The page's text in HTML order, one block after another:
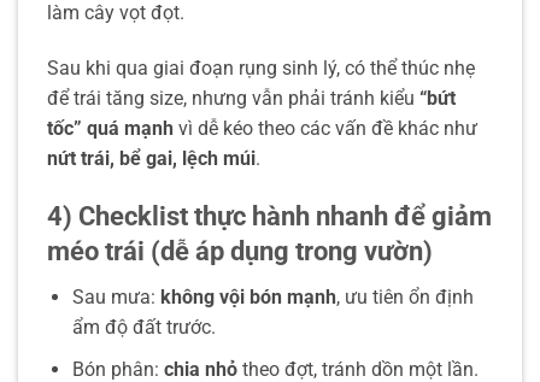
làm cây vọt đọt.
Sau khi qua giai đoạn rụng sinh lý, có thể thúc nhẹ
để trái tăng size, nhưng vẫn phải tránh kiểu “bứt
tốc” quá mạnh vì dễ kéo theo các vấn đề khác như
nứt trái, bể gai, lệch múi.
4) Checklist thực hành nhanh để giảm
méo trái (dễ áp dụng trong vườn)
Sau mưa: không vội bón mạnh, ưu tiên ổn định
ẩm độ đất trước.
Bón phân: chia nhỏtheo đợt, tránh dồn một lần.